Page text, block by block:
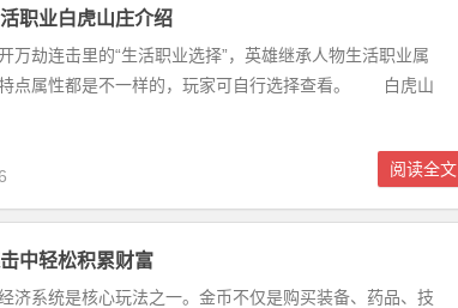
职业白虎山庄介绍
劫连击里的“生活职业选择”，英雄继承人物生活职业属
点属性都是不一样的，玩家可自行选择查看。 白虎山
阅读全文
中轻松积累财富
济系统是核心玩法之一。金币不仅是购买装备、药品、技